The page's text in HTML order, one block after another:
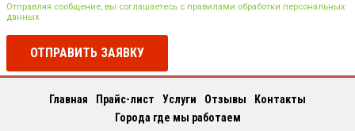
Отправляя сообщение, вы соглашаетесь с правилами обработки персональных
данных
ОТПРАВИТЬ ЗАЯВКУ
Главная Прайс-лист Услуги Отзывы
Контакты
Города где мы работаем